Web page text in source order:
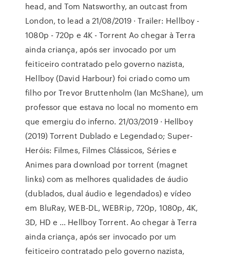
head, and Tom Natsworthy, an outcast from
London, to lead a 21/08/2019 · Trailer: Hellboy -
1080p - 720p e 4K - Torrent Ao chegar à Terra
ainda criança, após ser invocado por um
feiticeiro contratado pelo governo nazista,
Hellboy (David Harbour) foi criado como um
filho por Trevor Bruttenholm (Ian McShane), um
professor que estava no local no momento em
que emergiu do inferno. 21/03/2019 · Hellboy
(2019) Torrent Dublado e Legendado; Super-
Heróis: Filmes, Filmes Clássicos, Séries e
Animes para download por torrent (magnet
links) com as melhores qualidades de áudio
(dublados, dual áudio e legendados) e vídeo
em BluRay, WEB-DL, WEBRip, 720p, 1080p, 4K,
3D, HD e … Hellboy Torrent. Ao chegar à Terra
ainda criança, após ser invocado por um
feiticeiro contratado pelo governo nazista,